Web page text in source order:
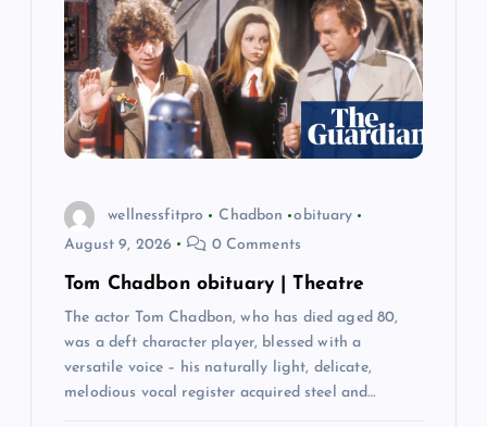
wellnessfitpro Chadbon
obituary
August 9, 2026
0 Comments
Tom Chadbon obituary | Theatre
The actor Tom Chadbon, who has died aged 80,
was a deft character player, blessed with a
versatile voice – his naturally light, delicate,
melodious vocal register acquired steel and…